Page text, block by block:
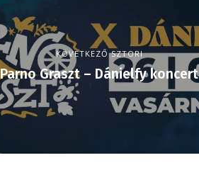
KÖVETKEZŐ SZTORI
Parno Graszt – Dánielfy koncert